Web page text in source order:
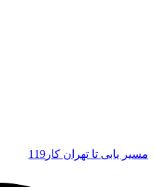
مسیر یابی تا تهران کار119